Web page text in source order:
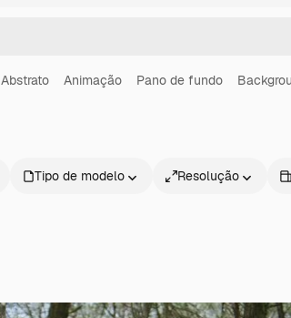
Abstrato Animação Pano de fundo
Tipo de modelo Resolução